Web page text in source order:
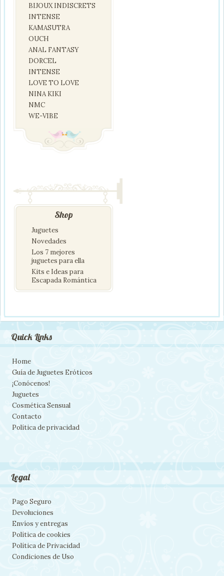
BIJOUX INDISCRETS
INTENSE
KAMASUTRA
OUCH
ANAL FANTASY
DORCEL
INTENSE
LOVE TO LOVE
NINA KIKI
NMC
WE-VIBE
Shop
Juguetes
Novedades
Los 7 mejores
juguetes para ella
Kits e Ideas para
Escapada Romántica
Quick Links
Home
Guía de Juguetes Eróticos
¡Conócenos!
Juguetes
Cosmética Sensual
Contacto
Política de privacidad
Legal
Pago Seguro
Devoluciones
Envíos y entregas
Política de cookies
Política de Privacidad
Condiciones de Uso